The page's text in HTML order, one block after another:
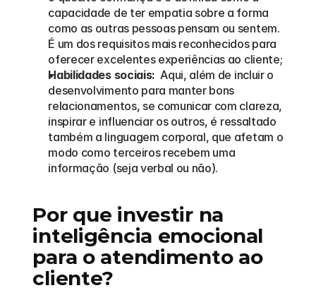
capacidade de ter empatia sobre a forma
como as outras pessoas pensam ou sentem.
É um dos requisitos mais reconhecidos para
oferecer excelentes experiências ao cliente;
Habilidades sociais: Aqui, além de incluir o
desenvolvimento para manter bons
relacionamentos, se comunicar com clareza,
inspirar e influenciar os outros, é ressaltado
também a linguagem corporal, que afetam o
modo como terceiros recebem uma
informação (seja verbal ou não).
Por que investir na
inteligência emocional
para o atendimento ao
cliente?